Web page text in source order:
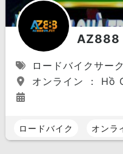
AZ888
ロードバイクサー
オンライン ： Hồ
ロードバイク オンラ